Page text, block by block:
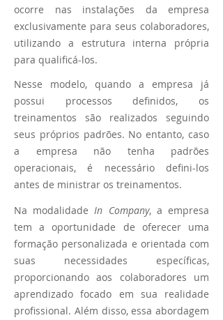
ocorre nas instalações da empresa
exclusivamente para seus colaboradores,
utilizando a estrutura interna própria
para qualificá-los.
Nesse modelo, quando a empresa já
possui processos definidos, os
treinamentos são realizados seguindo
seus próprios padrões. No entanto, caso
a empresa não tenha padrões
operacionais, é necessário defini-los
antes de ministrar os treinamentos.
Na modalidadeIn Company, a empresa
tem aoportunidade de oferecer uma
formação personalizada e orientada com
suas necessidades específicas,
proporcionando aos colaboradores um
aprendizado focado em sua realidade
profissional. Além disso, essa abordagem